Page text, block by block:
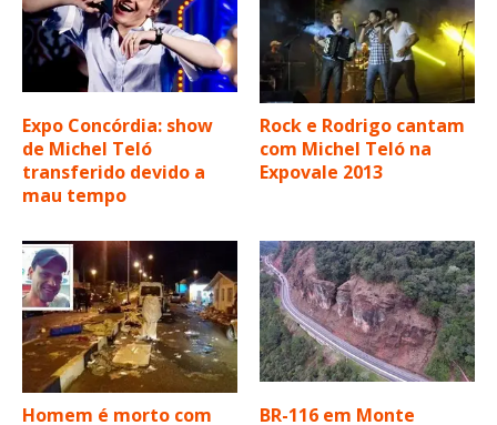
Expo Concórdia: show
de Michel Teló
transferido devido a
mau tempo
Rock e Rodrigo cantam
com Michel Teló na
Expovale 2013
Homem é morto com
BR-116 em Monte